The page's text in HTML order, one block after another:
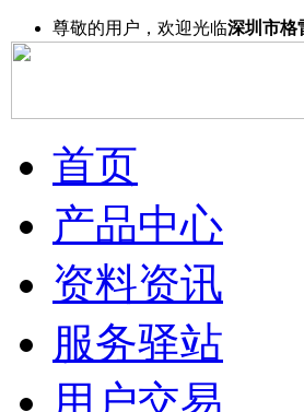
尊敬的用户，欢迎光临深圳市格
首页
产品中心
资料资讯
服务驿站
用户交易